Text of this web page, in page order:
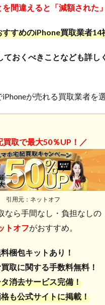
間違えると「減額された
すめのiPhone買取業者14
おくべきことなども詳し
が売れる買取業者を選
買取で最大50％UP！／
引用元：ネットオフ
なら手間なし・負担なしの
トオフがおすすめ。
梱包キットあり！
取に関する手数料無料！
消去サービス完備！
も公式サイトに掲載！